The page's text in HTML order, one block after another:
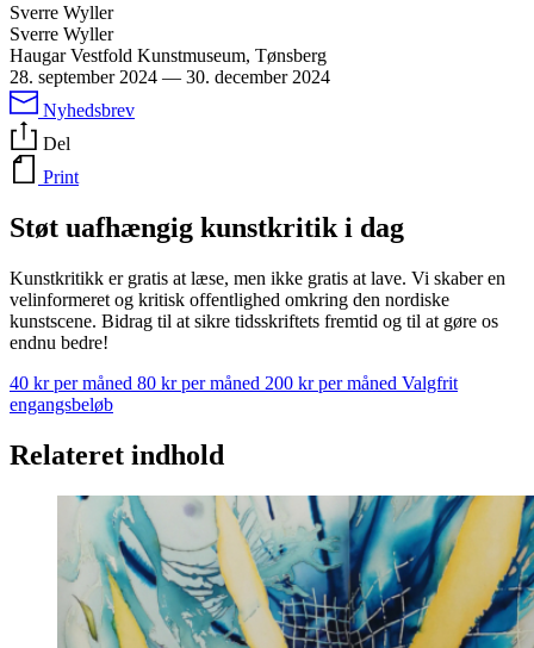
Sverre Wyller
Sverre Wyller
Haugar Vestfold Kunstmuseum, Tønsberg
28. september 2024 — 30. december 2024
Nyhedsbrev
Del
Print
Støt uafhængig kunstkritik i dag
Kunstkritikk er gratis at læse, men ikke gratis at lave. Vi skaber en
velinformeret og kritisk offentlighed omkring den nordiske
kunstscene. Bidrag til at sikre tidsskriftets fremtid og til at gøre os
endnu bedre!
40 kr per måned 80 kr per måned 200 kr per måned Valgfrit
engangsbeløb
Relateret indhold